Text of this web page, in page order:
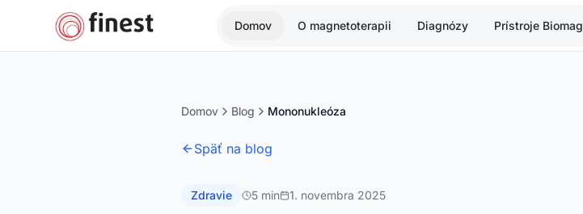
Domov O magnetoterapii Diagnózy Prístroje Biomag
Domov Blog Mononukleóza
Späť na blog
Zdravie 5 min 1. novembra 2025